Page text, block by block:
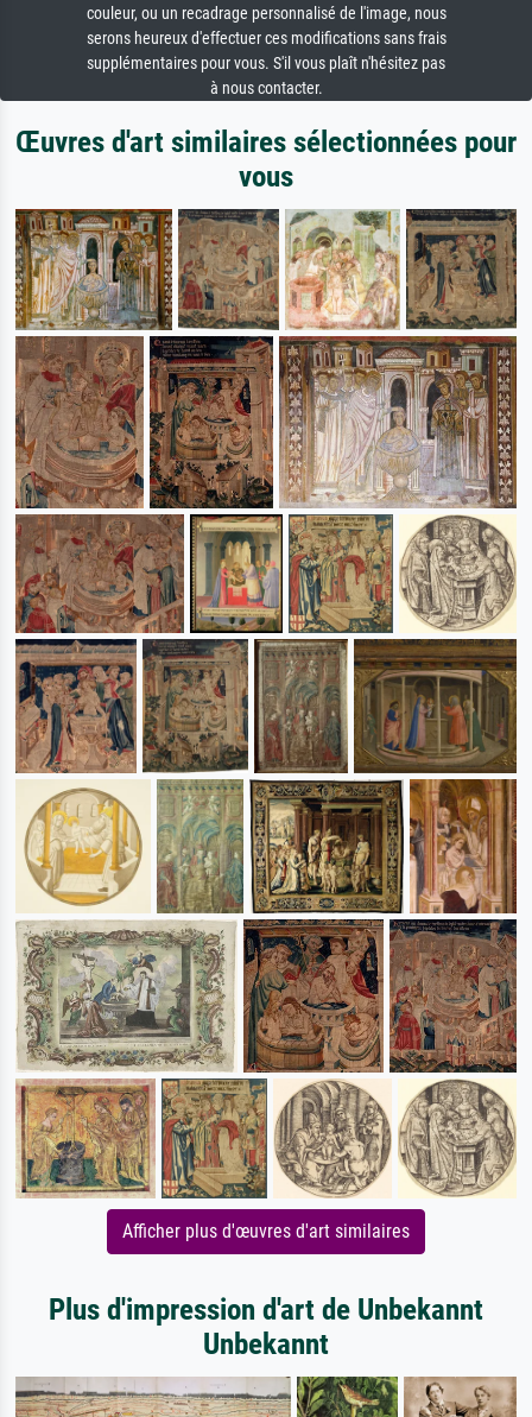
couleur, ou un recadrage personnalisé de l'image, nous
serons heureux d'effectuer ces modifications sans frais
supplémentaires pour vous. S'il vous plaît n'hésitez pas
à nous contacter.
Œuvres d'art similaires sélectionnées pour
vous
Afficher plus d'œuvres d'art similaires
Plus d'impression d'art de Unbekannt
Unbekannt